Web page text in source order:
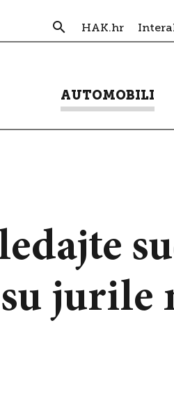
HAK.hr
AUTOMOBILI
jurile